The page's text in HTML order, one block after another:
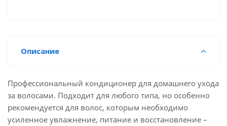
Описание
Профессиональный кондиционер для домашнего ухода
за волосами. Подходит для любого типа, но особенно
рекомендуется для волос, которым необходимо
усиленное увлажнение, питание и восстановление –